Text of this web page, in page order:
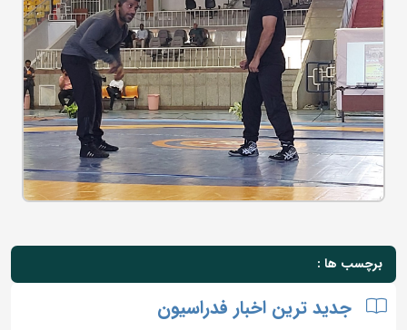
برچسب ها :
جدید ترین اخبار فدراسیون